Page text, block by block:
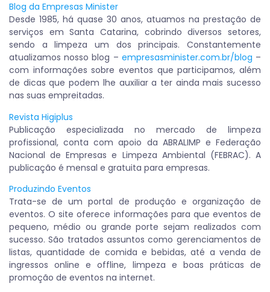
Blog da Empresas Minister
Desde 1985, há quase 30 anos, atuamos na prestação de
serviços em Santa Catarina, cobrindo diversos setores,
sendo a limpeza um dos principais. Constantemente
atualizamos nosso blog – empresasminister.com.br/blog –
com informações sobre eventos que participamos, além
de dicas que podem lhe auxiliar a ter ainda mais sucesso
nas suas empreitadas.
Revista Higiplus
Publicação especializada no mercado de limpeza
profissional, conta com apoio da ABRALIMP e Federação
Nacional de Empresas e Limpeza Ambiental (FEBRAC). A
publicação é mensal e gratuita para empresas.
Produzindo Eventos
Trata-se de um portal de produção e organização de
eventos. O site oferece informações para que eventos de
pequeno, médio ou grande porte sejam realizados com
sucesso. São tratados assuntos como gerenciamentos de
listas, quantidade de comida e bebidas, até a venda de
ingressos online e offline, limpeza e boas práticas de
promoção de eventos na internet.